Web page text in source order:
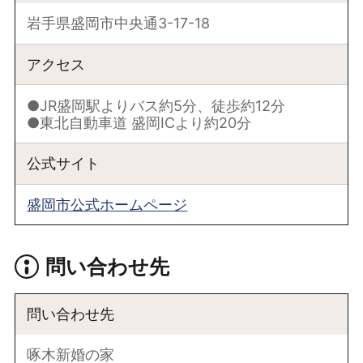
岩手県盛岡市中央通3-17-18
アクセス
●JR盛岡駅よりバス約5分、徒歩約12分
●東北自動車道 盛岡ICより約20分
公式サイト
盛岡市公式ホームページ
問い合わせ先
問い合わせ先
啄木新婚の家